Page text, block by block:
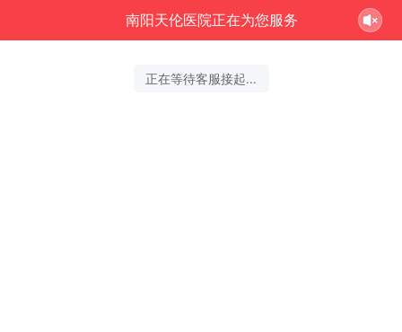
南阳天伦医院正在为您服务
正在等待客服接起...